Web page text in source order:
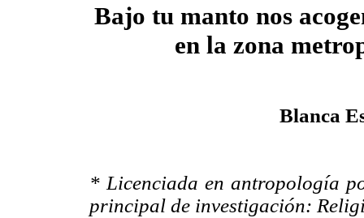
Bajo tu manto nos
en la zona
Blanca
* Licenciada en antropología
principal de investigación: